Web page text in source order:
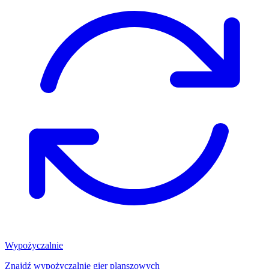
Wypożyczalnie
Znajdź wypożyczalnię gier planszowych